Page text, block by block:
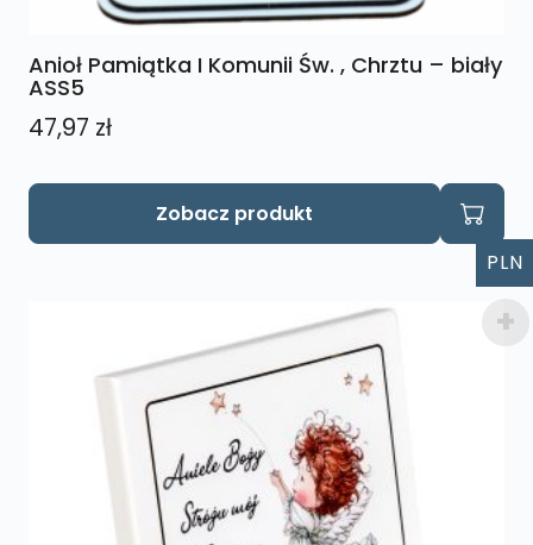
Anioł Pamiątka I Komunii Św. , Chrztu – biały
ASS5
47,97 zł
Zobacz produkt
PLN